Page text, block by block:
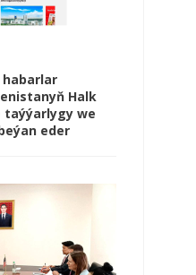
Halk
taýýarlygy we
eder